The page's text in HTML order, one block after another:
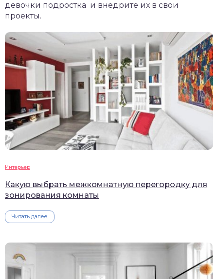
девочки подростка и внедрите их в свои
проекты.
Интерьер
Какую выбрать межкомнатную перегородку для
зонирования комнаты
Читать далее